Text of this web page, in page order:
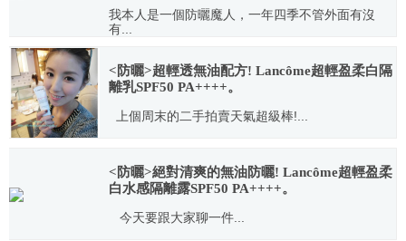
我本人是一個防曬魔人，一年四季不管外面有沒
有...
2018.03.12
<防曬>超輕透無油配方! Lancôme超輕盈柔白隔
離乳SPF50 PA++++。
上個周末的二手拍賣天氣超級棒!...
<防曬>絕對清爽的無油防曬! Lancôme超輕盈柔
白水感隔離露SPF50 PA++++。
今天要跟大家聊一件...